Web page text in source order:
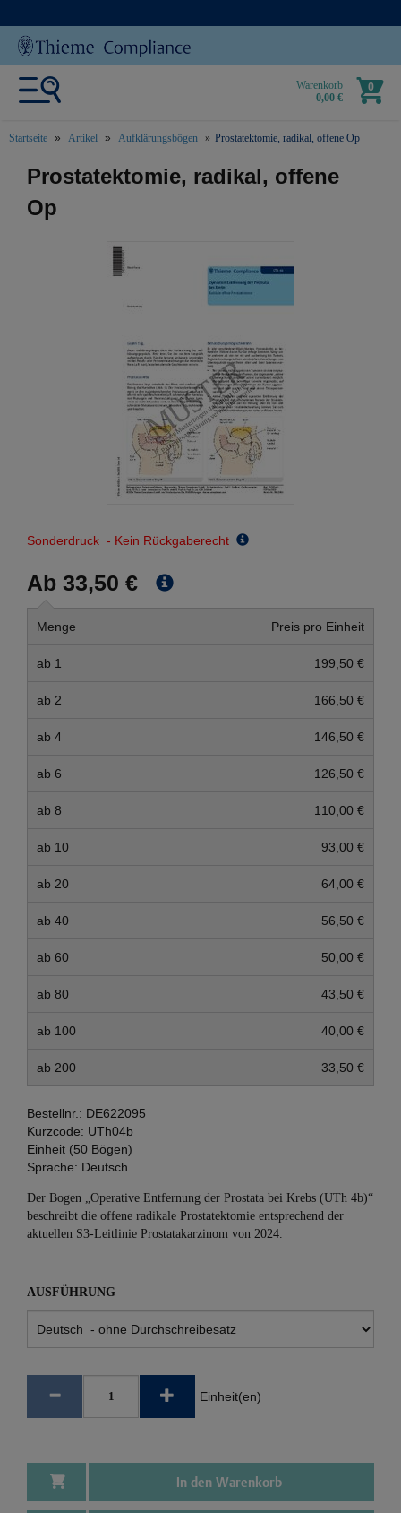
Warenkorb
0,00 €
0
Startseite Artikel Aufklärungsbögen Prostatektomie, radikal, offene Op
text.skipToContent
text.skipToNavigation
Prostatektomie, radikal, offene
Op
Sonderdruck - Kein Rückgaberecht
Ab 33,50 €
Menge Preis pro Einheit
ab 1 199,50 €
ab 2 166,50 €
ab 4 146,50 €
ab 6 126,50 €
ab 8 110,00 €
ab 10 93,00 €
ab 20 64,00 €
ab 40 56,50 €
ab 60 50,00 €
ab 80 43,50 €
ab 100 40,00 €
ab 200 33,50 €
Bestellnr.: DE622095
Kurzcode: UTh04b
Einheit (50 Bögen)
Sprache: Deutsch
Der Bogen „Operative Entfernung der Prostata bei Krebs (UTh 4b)“
beschreibt die offene radikale Prostatektomie entsprechend der
aktuellen S3-Leitlinie Prostatakarzinom von 2024.
AUSFÜHRUNG
Einheit(en)
In den Warenkorb